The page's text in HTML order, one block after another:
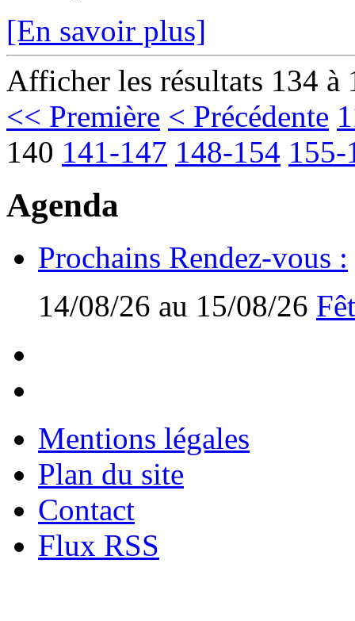
[En savoir plus]
Afficher les résultats 134 à
<< Première < Précédente
140 141-147 148-154 155-
Agenda
Prochains Rendez-vous :
14/08/26 au 15/08/26
Mentions légales
Plan du site
Contact
Flux RSS